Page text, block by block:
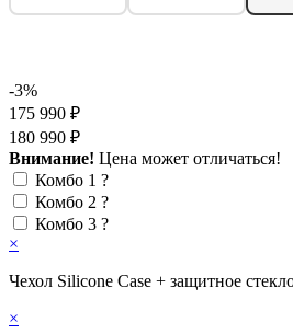
-3%
175 990 ₽
180 990 ₽
Внимание! Цена может отличаться!
Комбо 1 ?
Комбо 2 ?
Комбо 3 ?
×
Чехол Silicone Case + защитное
×